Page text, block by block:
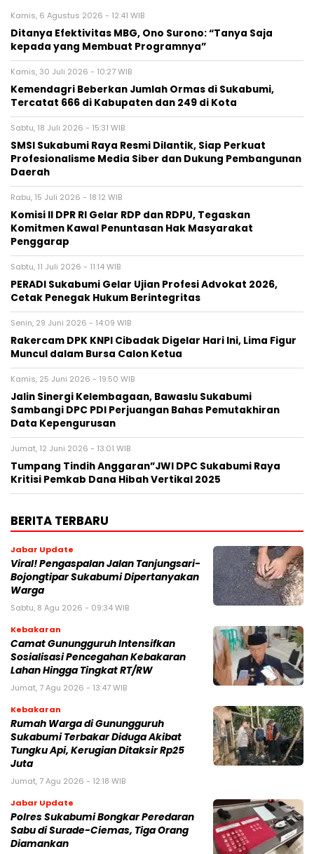
Kamis, 6 Agustus 2026 - 12:41 WIB
‎Ditanya Efektivitas MBG, Ono Surono: “Tanya Saja
kepada yang Membuat Programnya”‎
Kamis, 30 Juli 2026 - 10:27 WIB
Kemendagri Beberkan Jumlah Ormas di Sukabumi,
Tercatat 666 di Kabupaten dan 249 di Kota
Sabtu, 18 Juli 2026 - 15:31 WIB
‎SMSI Sukabumi Raya Resmi Dilantik, Siap Perkuat
Profesionalisme Media Siber dan Dukung Pembangunan
Daerah‎
Rabu, 15 Juli 2026 - 18:12 WIB
Komisi II DPR RI Gelar RDP dan RDPU, Tegaskan
Komitmen Kawal Penuntasan Hak Masyarakat
Penggarap
Sabtu, 11 Juli 2026 - 11:14 WIB
‎PERADI Sukabumi Gelar Ujian Profesi Advokat 2026,
Cetak Penegak Hukum Berintegritas
Senin, 29 Juni 2026 - 14:09 WIB
‎Rakercam DPK KNPI Cibadak Digelar Hari Ini, Lima Figur
Muncul dalam Bursa Calon Ketua
Kamis, 25 Juni 2026 - 19:50 WIB
Jalin Sinergi Kelembagaan, Bawaslu Sukabumi
Sambangi DPC PDI Perjuangan Bahas Pemutakhiran
Data Kepengurusan
Jumat, 12 Juni 2026 - 13:01 WIB
Tumpang Tindih Anggaran”JWI DPC Sukabumi Raya
Kritisi Pemkab Dana Hibah Vertikal 2025
BERITA TERBARU
Jabar Update
Viral! Pengaspalan Jalan Tanjungsari-
Bojongtipar Sukabumi Dipertanyakan
Warga
Sabtu, 8 Agu 2026 - 09:34 WIB
Kebakaran
‎‎Camat Gunungguruh Intensifkan
Sosialisasi Pencegahan Kebakaran
Lahan Hingga Tingkat RT/RW‎
Jumat, 7 Agu 2026 - 13:47 WIB
Kebakaran
‎Rumah Warga di Gunungguruh
Sukabumi Terbakar Diduga Akibat
Tungku Api, Kerugian Ditaksir Rp25
Juta
Jumat, 7 Agu 2026 - 12:18 WIB
Jabar Update
Polres Sukabumi Bongkar Peredaran
Sabu di Surade-Ciemas, Tiga Orang
Diamankan